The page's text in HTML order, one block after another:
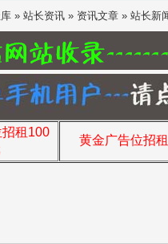
» 站长资讯 » 资讯文章 » 站长新
租100
黄金广告位招租